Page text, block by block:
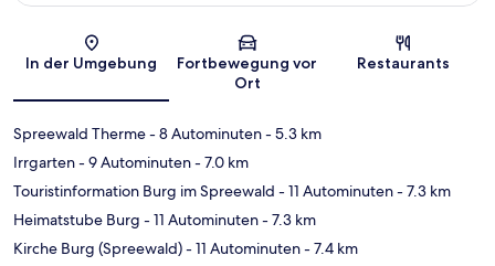
Karte
In der Umgebung
Fortbewegung vor
Ort
Restaurants
Spreewald Therme- 8 Autominuten- 5.3 km
Irrgarten- 9 Autominuten- 7.0 km
Touristinformation Burg im Spreewald - 11 Autominuten- 7.3 km
Heimatstube Burg - 11 Autominuten- 7.3 km
Kirche Burg (Spreewald)- 11 Autominuten- 7.4 km